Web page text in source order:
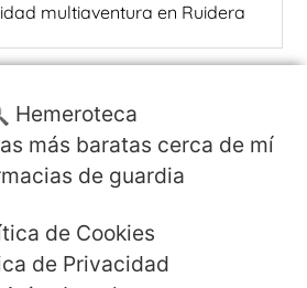
multiaventura en Ruidera
Hemeroteca
más baratas cerca de mí
de guardia
de Cookies
de Privacidad